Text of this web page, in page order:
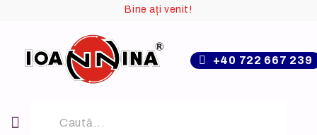
Bine ați venit!
+40 722 667 239